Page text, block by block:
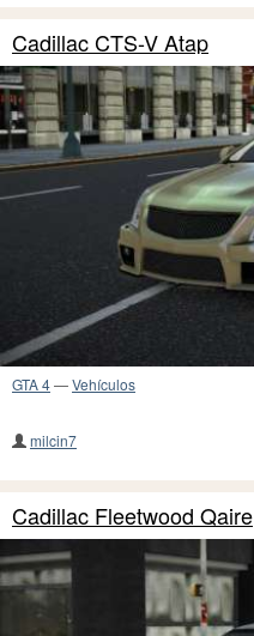
Cadillac CTS-V Atap
GTA 4—Vehículos
milcin7
Cadillac Fleetwood Qaire